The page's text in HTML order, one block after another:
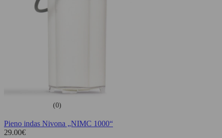
(0)
Pieno indas Nivona „NIMC 1000“
29.00€